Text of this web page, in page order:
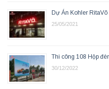
Dự Án Kohler RitaVõ
25/05/2021
Thi công 108 Hộp
30/12/2022